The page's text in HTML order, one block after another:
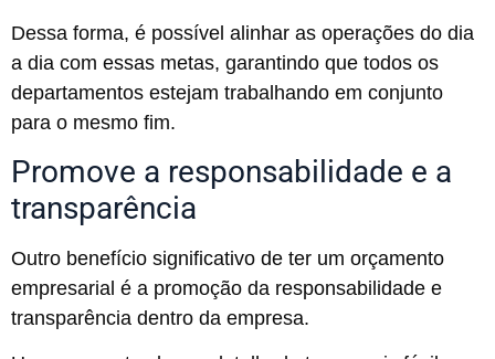
Dessa forma, é possível alinhar as operações do dia
a dia com essas metas, garantindo que todos os
departamentos estejam trabalhando em conjunto
para o mesmo fim.
Promove a responsabilidade e a
transparência
Outro benefício significativo de ter um orçamento
empresarial é a promoção da responsabilidade e
transparência dentro da empresa.